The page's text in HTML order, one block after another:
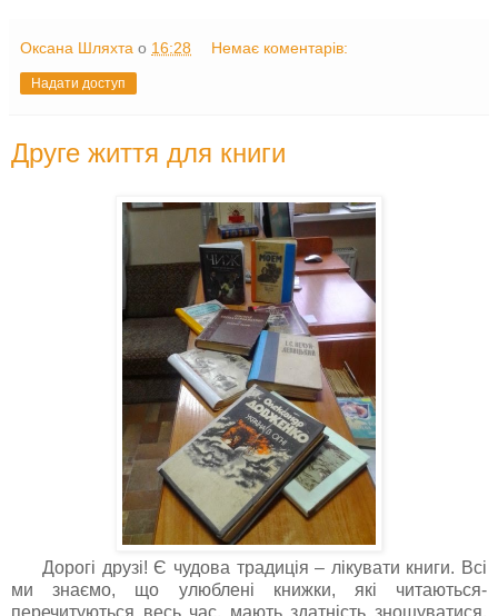
Оксана Шляхта о 16:28 Немає коментарів:
Надати доступ
Друге життя для книги
Дорогі друзі! Є чудова традиція – лікувати книги. Всі
ми знаємо, що улюблені книжки, які читаються-